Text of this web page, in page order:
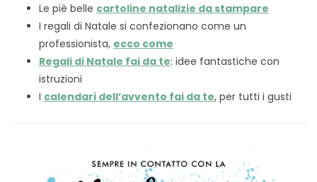
Le piè belle cartoline natalizie da stampare
I regali di Natale si confezionano come un
professionista, ecco come
Regali di Natale fai da te: idee fantastiche con
istruzioni
I calendari dell’avvento fai da te, per tutti i gusti